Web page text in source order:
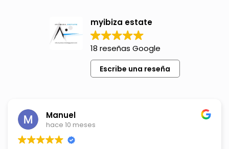
myibiza estate
18 reseñas Google
Escribe una reseña
Manuel
hace 10 meses